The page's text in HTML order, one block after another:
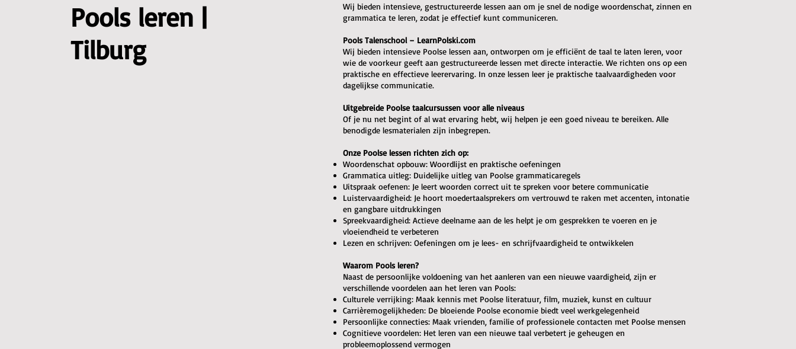
Pools leren |
Tilburg
Wij bieden intensieve, gestructureerde lessen aan om je snel de nodige woordenschat, zinnen en
grammatica te leren, zodat je effectief kunt communiceren.
Pools Talenschool – LearnPolski.com
Wij bieden intensieve Poolse lessen aan, ontworpen om je efficiënt de taal te laten leren, voor
wie de voorkeur geeft aan gestructureerde lessen met directe interactie. We richten ons op een
praktische en effectieve leerervaring. In onze lessen leer je praktische taalvaardigheden voor
dagelijkse communicatie.
Uitgebreide Poolse taalcursussen voor alle niveaus
Of je nu net begint of al wat ervaring hebt, wij helpen je een goed niveau te bereiken. Alle
benodigde lesmaterialen zijn inbegrepen.
Onze Poolse lessen richten zich op:
Woordenschat opbouw: Woordlijst en praktische oefeningen
Grammatica uitleg: Duidelijke uitleg van Poolse grammaticaregels
Uitspraak oefenen: Je leert woorden correct uit te spreken voor betere communicatie
Luistervaardigheid: Je hoort moedertaalsprekers om vertrouwd te raken met accenten, intonatie
en gangbare uitdrukkingen
Spreekvaardigheid: Actieve deelname aan de les helpt je om gesprekken te voeren en je
vloeiendheid te verbeteren
Lezen en schrijven: Oefeningen om je lees- en schrijfvaardigheid te ontwikkelen
Waarom Pools leren?
Naast de persoonlijke voldoening van het aanleren van een nieuwe vaardigheid, zijn er
verschillende voordelen aan het leren van Pools:
Culturele verrijking: Maak kennis met Poolse literatuur, film, muziek, kunst en cultuur
Carrièremogelijkheden: De bloeiende Poolse economie biedt veel werkgelegenheid
Persoonlijke connecties: Maak vrienden, familie of professionele contacten met Poolse mensen
Cognitieve voordelen: Het leren van een nieuwe taal verbetert je geheugen en
probleemoplossend vermogen